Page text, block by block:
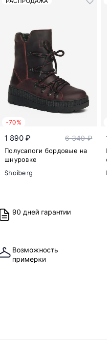
-70%
1 890 ₽ 6 340 ₽
Полусапоги бордовые на
шнуровке
Shoiberg
90 дней гарантии
Возможность
примерки